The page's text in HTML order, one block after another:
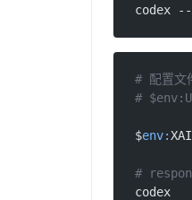
codex
# 配置文
#
$env:
#
codex